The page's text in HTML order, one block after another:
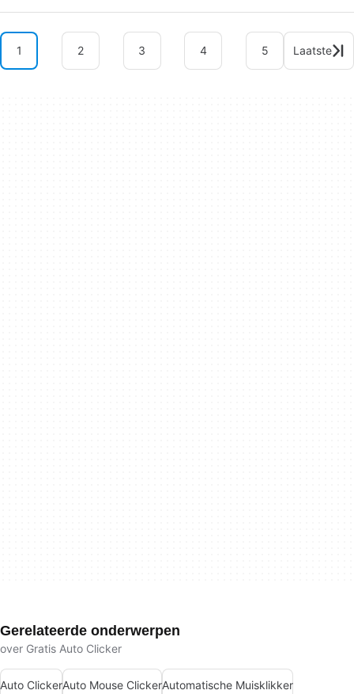
1 2 3 4 5 Laatste
Gerelateerde onderwerpen
over Gratis Auto Clicker
Auto ClickerAuto Mouse ClickerAutomatische Muisklikker